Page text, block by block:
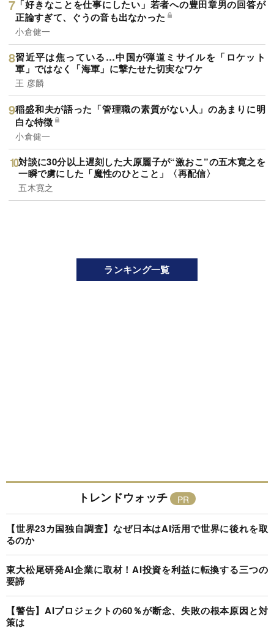
「好きなことを仕事にしたい」若者への豊田章男の回答が
正論すぎて、ぐうの音も出なかった
小倉健一
習近平は焦っている…中国が弾道ミサイルを「ロケット
軍」ではなく「海軍」に撃たせた切実なワケ
王 彦麟
稲盛和夫が語った「管理職の素質がない人」のあまりに明
白な特徴
小倉健一
対談に30分以上遅刻した大原麗子が“激おこ”の五木寛之を
一瞬で虜にした「魔性のひとこと」〈再配信〉
五木寛之
ランキング一覧
トレンドウォッチ
【世界23カ国独自調査】なぜ日本はAI活用で世界に後れを取
るのか
東大松尾研発AI企業に取材！AI投資を利益に転換する三つの
要諦
【警告】AIプロジェクトの60％が断念、失敗の根本原因と対
策は